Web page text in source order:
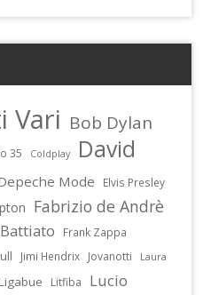
Vari Bob Dylan
35 Coldplay
David
Mode Elvis Presley
Fabrizio de Andrè
Frank Zappa
Jimi Hendrix Jovanotti
Laura
Litfiba
Lucio